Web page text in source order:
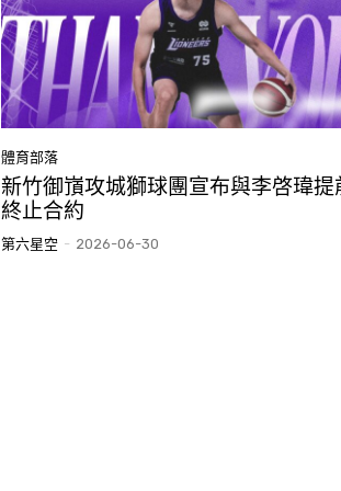
體育部落
新竹御嵿攻城獅球團宣布與李啓瑋提
終止合約
第六星空 - 2026-06-30